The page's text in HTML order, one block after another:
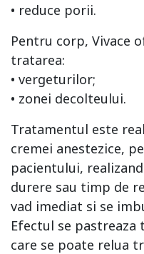
• reduce porii.
Pentru corp, Vivace
tratarea:
• vergeturilor;
• zonei decolteului.
Tratamentul este
cremei anestezice,
pacientului,
durere sau timp de
vad imediat si se
Efectul se pastreaza
care se poate relua